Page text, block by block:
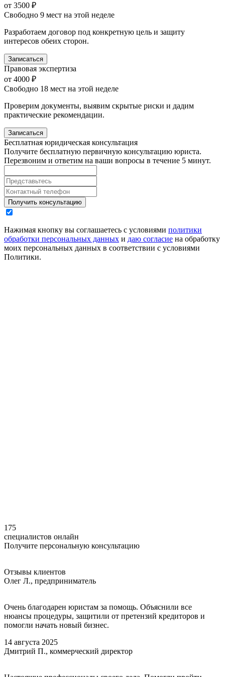
от 3500 ₽
Свободно 9 мест на этой неделе
Разработаем договор под конкретную цель и защиту
интересов обеих сторон.
Записаться
Правовая экспертиза
от 4000 ₽
Свободно 18 мест на этой неделе
Проверим документы, выявим скрытые риски и дадим
практические рекомендации.
Записаться
Бесплатная юридическая консультация
Получите бесплатную первичную консультацию юриста.
Перезвоним и ответим на ваши вопросы в течение 5 минут.
Получить консультацию
Нажимая кнопку вы соглашаетесь с условиями политики
обработки персональных данных и даю согласие на обработку
моих персональных данных в соответствии с условиями
Политики.
175
специалистов онлайн
Получите персональную консультацию
Отзывы клиентов
Олег Л., предприниматель
Очень благодарен юристам за помощь. Объяснили все
нюансы процедуры, защитили от претензий кредиторов и
помогли начать новый бизнес.
14 августа 2025
Дмитрий П., коммерческий директор